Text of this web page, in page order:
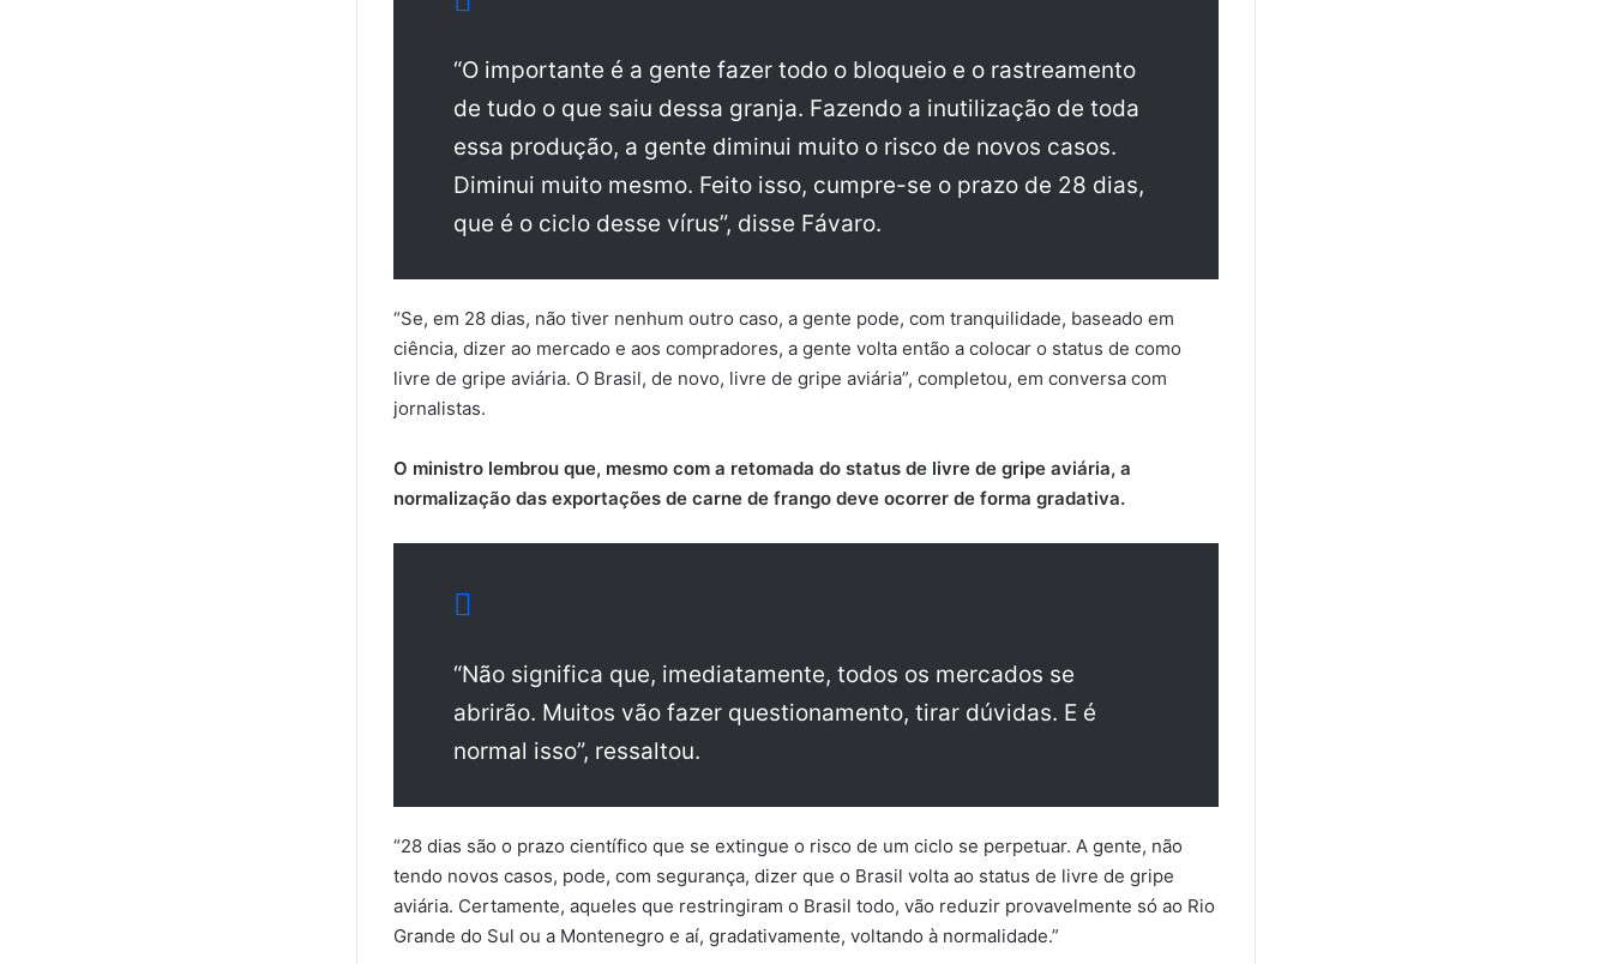
“O importante é a gente fazer todo o bloqueio e o rastreamento
de tudo o que saiu dessa granja. Fazendo a inutilização de toda
essa produção, a gente diminui muito o risco de novos casos.
Diminui muito mesmo. Feito isso, cumpre-se o prazo de 28 dias,
que é o ciclo desse vírus”, disse Fávaro.
“Se, em 28 dias, não tiver nenhum outro caso, a gente pode, com tranquilidade, baseado em
ciência, dizer ao mercado e aos compradores, a gente volta então a colocar o status de como
livre de gripe aviária. O Brasil, de novo, livre de gripe aviária”, completou, em conversa com
jornalistas.
O ministro lembrou que, mesmo com a retomada do status de livre de gripe aviária, a
normalização das exportações de carne de frango deve ocorrer de forma gradativa.
“Não significa que, imediatamente, todos os mercados se
abrirão. Muitos vão fazer questionamento, tirar dúvidas. E é
normal isso”, ressaltou.
“28 dias são o prazo científico que se extingue o risco de um ciclo se perpetuar. A gente, não
tendo novos casos, pode, com segurança, dizer que o Brasil volta ao status de livre de gripe
aviária. Certamente, aqueles que restringiram o Brasil todo, vão reduzir provavelmente só ao Rio
Grande do Sul ou a Montenegro e aí, gradativamente, voltando à normalidade.”